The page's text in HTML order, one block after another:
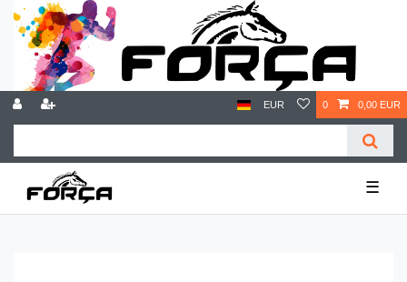
EUR 0 0,00 EUR
☰